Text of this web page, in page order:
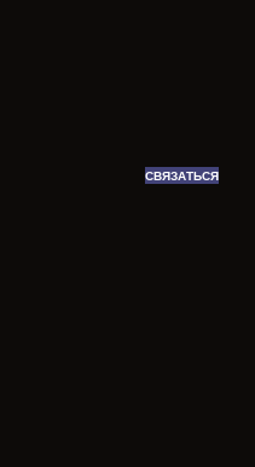
СВЯЗАТЬСЯ